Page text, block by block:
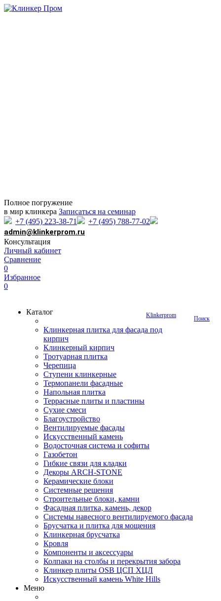
Полное погружение
в мир клинкера Записаться на семинар
+7 (495) 223-38-71
+7 (495) 788-77-02
admin@klinkerprom.ru
Консультация
Личный кабинет
Сравнение
0
Избранное
0
Поиск
Klinkerprom
Каталог
Клинкерная плитка для фасада под
кирпич
Клинкерный кирпич
Тротуарная плитка
Черепица
Ступени клинкерные
Термопанели фасадные
Напольная плитка
Террасные плиты и пластины
Сухие смеси
Благоустройство
Вентилируемые фасады
Искусственный камень
Водосточная система и софиты
Газобетон
Гибкие связи для кладки
Декоры ARCH-STONE
Керамические блоки
Системные решения
Строительные блоки, камни
Фасадная плитка, камень, декор
Системы навесного вентилируемого фасада
Брусчатка и плитка для мощения
Клинкерная брусчатка
Кровля
Компоненты и аксессуары
Колпаки на столбы и перекрытия забора
Клинкер плиты OSB ЦСП ХЦЛ
Искусственный камень White Hills
Меню